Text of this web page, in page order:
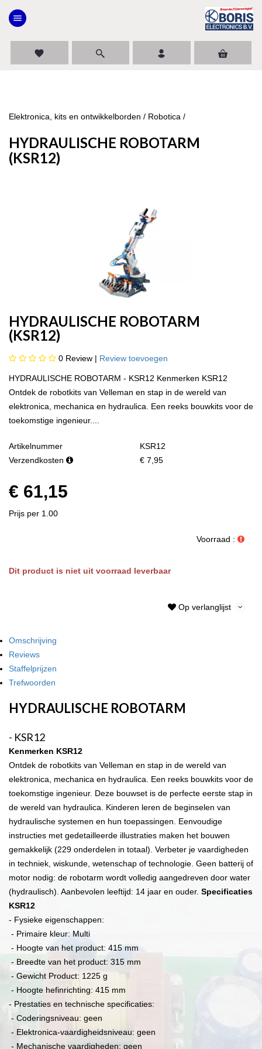
menu
favorite
Elektronica, kits en ontwikkelborden / Robotica /
HYDRAULISCHE ROBOTARM
(KSR12)
HYDRAULISCHE ROBOTARM
(KSR12)
0 Review | Review toevoegen
HYDRAULISCHE ROBOTARM - KSR12 Kenmerken KSR12
Ontdek de robotkits van Velleman en stap in de wereld van
elektronica, mechanica en hydraulica. Een reeks bouwkits voor de
toekomstige ingenieur....
Artikelnummer
KSR12
Verzendkosten
€ 7,95
€ 61,15
Prijs per 1.00
Voorraad :
Dit product is niet uit voorraad leverbaar
Op verlanglijst
Omschrijving
Reviews
Staffelprijzen
Trefwoorden
HYDRAULISCHE ROBOTARM
- KSR12
Kenmerken KSR12
Ontdek de robotkits van Velleman en stap in de wereld van
elektronica, mechanica en hydraulica. Een reeks bouwkits voor de
toekomstige ingenieur. Deze bouwset is de perfecte eerste stap in
de wereld van hydraulica. Kinderen leren de beginselen van
hydraulische systemen en hun toepassingen. Eenvoudige
instructies met gedetailleerde illustraties maken het bouwen
gemakkelijk (229 onderdelen in totaal). Verbeter je vaardigheden
in techniek, wiskunde, wetenschap of technologie. Geen batterij of
motor nodig: de robotarm wordt volledig aangedreven door water
(hydraulisch). Aanbevolen leeftijd: 14 jaar en ouder. Specificaties
KSR12
- Fysieke eigenschappen:
- Primaire kleur: Multi
- Hoogte van het product: 415 mm
- Breedte van het product: 315 mm
- Gewicht Product: 1225 g
- Hoogte hefinrichting: 415 mm
- Prestaties en technische specificaties:
- Coderingsniveau: geen
- Elektronica-vaardigheidsniveau: geen
- Mechanische vaardigheden: geen